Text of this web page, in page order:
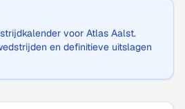
voor Atlas Aalst.
en definitieve uitslagen